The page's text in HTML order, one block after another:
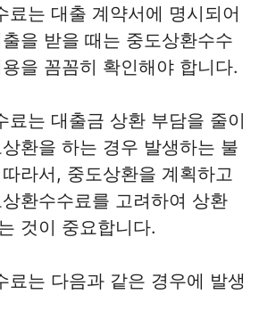
료는 대출 계약서에 명시되어
을 받을 때는 중도상환수수
을 꼼꼼히 확인해야 합니다.
료는 대출금 상환 부담을 줄이
환을 하는 경우 발생하는 불
라서, 중도상환을 계획하고
환수수료를 고려하여 상환
것이 중요합니다.
료는 다음과 같은 경우에 발생